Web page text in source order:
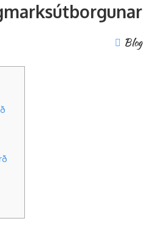
Blog